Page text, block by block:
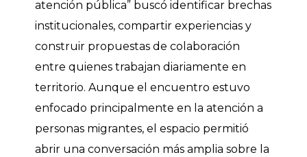
atención pública” buscó identificar brechas
institucionales, compartir experiencias y
construir propuestas de colaboración
entre quienes trabajan diariamente en
territorio. Aunque el encuentro estuvo
enfocado principalmente en la atención a
personas migrantes, el espacio permitió
abrir una conversación más amplia sobre la